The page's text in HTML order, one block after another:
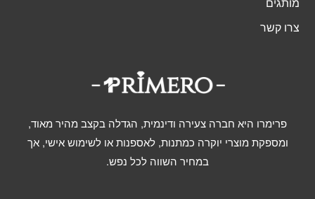
מותגים
צרו קשר
פרימרו היא חברה צעירה ודינמית, הגדלה בקצב מהיר מאוד,
ומספקת מוצרי יוקרה כמתנות, לאספנות או לשימוש אישי, אך
במחיר השווה לכל נפש.